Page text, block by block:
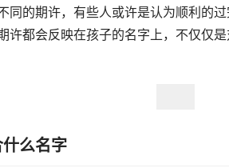
同的期许，有些人或许是认为顺利的
许都会反映在孩子的名字上，不仅仅
么名字